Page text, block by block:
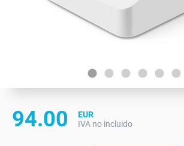
94.00
EUR
IVA no incluido